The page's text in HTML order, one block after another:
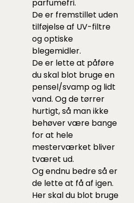
parfumefri.
De er fremstillet uden
tilføjelse af UV-filtre
og optiske
blegemidler.
De er lette at påføre
du skal blot bruge en
pensel/svamp og lidt
vand. Og de tørrer
hurtigt, så man ikke
behøver være bange
for at hele
mesterværket bliver
tværet ud.
Og endnu bedre så er
de lette at få af igen.
Her skal du blot bruge